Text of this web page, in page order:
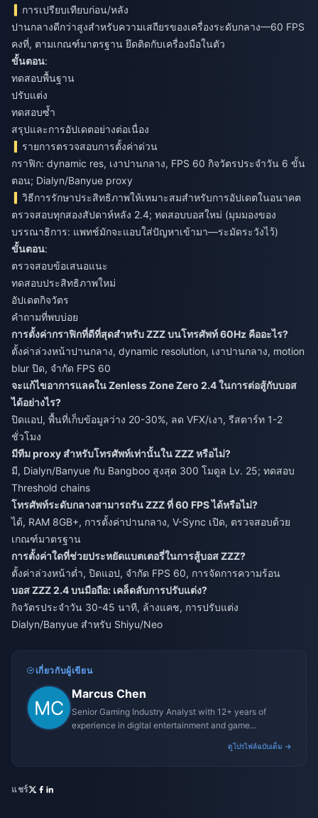
การเปรียบเทียบก่อน/หลัง
ปานกลางดีกว่าสูงสำหรับความเสถียรของเครื่องระดับกลาง—60 FPS
คงที่, ตามเกณฑ์มาตรฐาน ยึดติดกับเครื่องมือในตัว
ขั้นตอน:
ทดสอบพื้นฐาน
ปรับแต่ง
ทดสอบซ้ำ
สรุปและการอัปเดตอย่างต่อเนื่อง
รายการตรวจสอบการตั้งค่าด่วน
กราฟิก: dynamic res, เงาปานกลาง, FPS 60 กิจวัตรประจำวัน 6 ขั้น
ตอน; Dialyn/Banyue proxy
วิธีการรักษาประสิทธิภาพให้เหมาะสมสำหรับการอัปเดตในอนาคต
ตรวจสอบทุกสองสัปดาห์หลัง 2.4; ทดสอบบอสใหม่ (มุมมองของ
บรรณาธิการ: แพทช์มักจะแอบใส่ปัญหาเข้ามา—ระมัดระวังไว้)
ขั้นตอน:
ตรวจสอบข้อเสนอแนะ
ทดสอบประสิทธิภาพใหม่
อัปเดตกิจวัตร
คำถามที่พบบ่อย
การตั้งค่ากราฟิกที่ดีที่สุดสำหรับ ZZZ บนโทรศัพท์ 60Hz คืออะไร?
ตั้งค่าล่วงหน้าปานกลาง, dynamic resolution, เงาปานกลาง, motion
blur ปิด, จำกัด FPS 60
จะแก้ไขอาการแลคใน Zenless Zone Zero 2.4 ในการต่อสู้กับบอส
ได้อย่างไร?
ปิดแอป, พื้นที่เก็บข้อมูลว่าง 20-30%, ลด VFX/เงา, รีสตาร์ท 1-2
ชั่วโมง
มีทีม proxy สำหรับโทรศัพท์เท่านั้นใน ZZZ หรือไม่?
มี, Dialyn/Banyue กับ Bangboo สูงสุด 300 โมดูล Lv. 25; ทดสอบ
Threshold chains
โทรศัพท์ระดับกลางสามารถรัน ZZZ ที่ 60 FPS ได้หรือไม่?
ได้, RAM 8GB+, การตั้งค่าปานกลาง, V-Sync เปิด, ตรวจสอบด้วย
เกณฑ์มาตรฐาน
การตั้งค่าใดที่ช่วยประหยัดแบตเตอรี่ในการสู้บอส ZZZ?
ตั้งค่าล่วงหน้าต่ำ, ปิดแอป, จำกัด FPS 60, การจัดการความร้อน
บอส ZZZ 2.4 บนมือถือ: เคล็ดลับการปรับแต่ง?
กิจวัตรประจำวัน 30-45 นาที, ล้างแคช, การปรับแต่ง
Dialyn/Banyue สำหรับ Shiyu/Neo
เกี่ยวกับผู้เขียน
Marcus Chen
Senior Gaming Industry Analyst with 12+ years of
experience in digital entertainment and game
ดูโปรไฟล์ฉบับเต็ม →
แชร์